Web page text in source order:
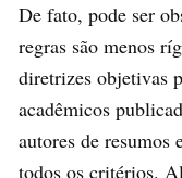
De fato, pode ser
regras são menos
diretrizes objetivas
acadêmicos
autores de resumos
todos os critérios.